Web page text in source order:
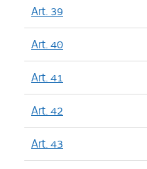
Art. 39
Art. 40
Art. 41
Art. 42
Art. 43